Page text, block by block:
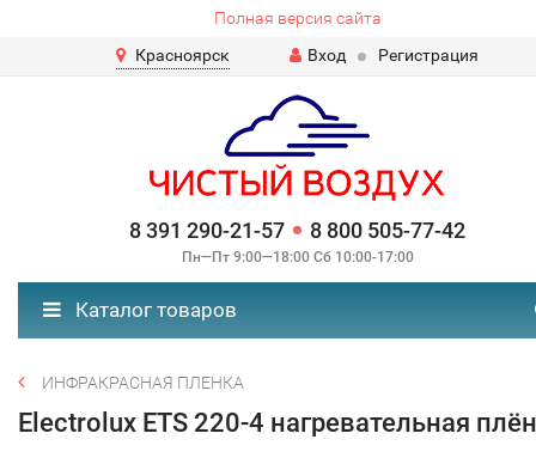
Полная версия сайта
Красноярск
Вход Регистрация
8 391 290-21-57 8 800 505-77-42
Пн—Пт 9:00—18:00 Сб 10:00-17:00
Каталог товаров
ИНФРАКРАСНАЯ ПЛЕНКА
Electrolux ETS 220-4 нагревательная